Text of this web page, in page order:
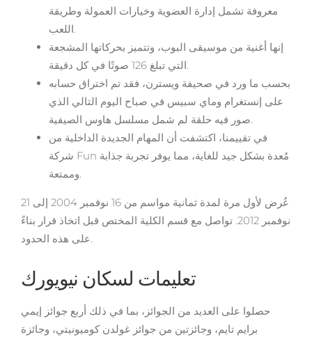
معروفة تشمل إدارة العضوية وخيارات العمولة وطريقة
اللعب.
إنها أغنية من موسيقى البوب، وتتميز بحركاتها المشجعة
التي تبلغ 126 صوتًا في كل دقيقة.
بحسب ما ورد في صحيفة ويسترن، فقد تم اختراق حسابه
على إنستغرام وماي سبيس في صباح اليوم التالي الذي
صور فيه حلقة لم شمل مسلسل هاوس الصيفية.
في تقييمنا، اكتشفت أن المهام الجديدة الداخلية من
شركة Fun مُعدة بشكل جيد للغاية، مما يوفر تجربة جذابة
وممتعة.
عُرض لأول مرة لمدة ثمانية مواسم من 16 نوفمبر 2004 إلى 21
نوفمبر 2012. تواصل مع قسم الكلية المختص قبل اتخاذ قرار بناءً
على هذه الحدود.
تعليمات لسكان نيويورك
حصلوا على العديد من الجوائز، بما في ذلك أربع جوائز إيمي
برايم تايم، وجائزتين من جوائز غولدن كوميونيتي، وجائزة